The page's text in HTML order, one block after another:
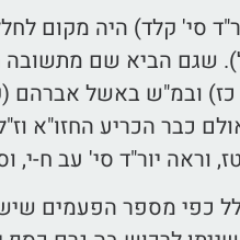
סי' קלד) היה מקום
ל). שגם הביא שם
ובמ"ש באשל אברהם
כבר הכריע החזו"א
וראה יור"ד סי' עב ח-י,
כפי מספר הפעמים